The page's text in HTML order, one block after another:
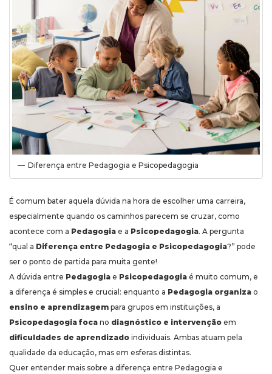
Diferença entre Pedagogia e Psicopedagogia
É comum bater aquela dúvida na hora de escolher uma carreira,
especialmente quando os caminhos parecem se cruzar, como
acontece com a Pedagogia e a Psicopedagogia. A pergunta
“qual a Diferença entre Pedagogia e Psicopedagogia?” pode
ser o ponto de partida para muita gente!
A dúvida entre Pedagogia e Psicopedagogia é muito comum, e
a diferença é simples e crucial: enquanto a Pedagogia organiza o
ensino e aprendizagem para grupos em instituições, a
Psicopedagogia foca no diagnóstico e intervenção em
dificuldades de aprendizado individuais. Ambas atuam pela
qualidade da educação, mas em esferas distintas.
Quer entender mais sobre a diferença entre Pedagogia e